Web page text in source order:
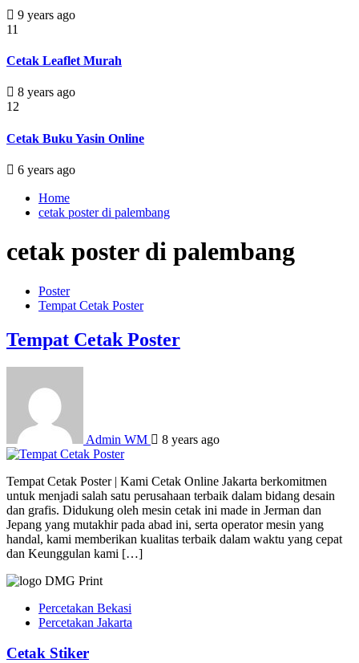
9 years ago
11
Cetak Leaflet Murah
8 years ago
12
Cetak Buku Yasin Online
6 years ago
Home
cetak poster di palembang
cetak poster di palembang
Poster
Tempat Cetak Poster
Tempat Cetak Poster
Admin WM 8 years ago
Tempat Cetak Poster | Kami Cetak Online Jakarta berkomitmen
untuk menjadi salah satu perusahaan terbaik dalam bidang desain
dan grafis. Didukung oleh mesin cetak ini made in Jerman dan
Jepang yang mutakhir pada abad ini, serta operator mesin yang
handal, kami memberikan kualitas terbaik dalam waktu yang cepat
dan Keunggulan kami […]
Percetakan Bekasi
Percetakan Jakarta
Cetak Stiker